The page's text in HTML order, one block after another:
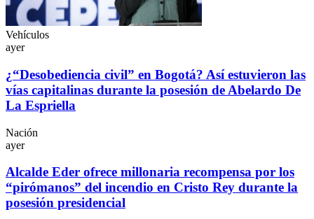
Vehículos
ayer
¿“Desobediencia civil” en Bogotá? Así estuvieron las
vías capitalinas durante la posesión de Abelardo De
La Espriella
Nación
ayer
Alcalde Eder ofrece millonaria recompensa por los
“pirómanos” del incendio en Cristo Rey durante la
posesión presidencial